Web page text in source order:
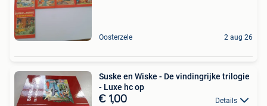
Oosterzele 2 aug 26
Suske en Wiske - De vindingrijke trilogie
- Luxe hc op
€ 1,00 Details